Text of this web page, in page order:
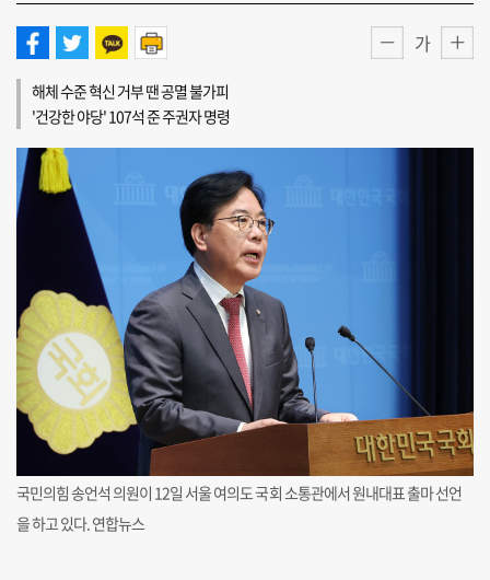
가
해체 수준 혁신 거부 땐 공멸 불가피
'건강한 야당' 107석 준 주권자 명령
국민의힘 송언석 의원이 12일 서울 여의도 국회 소통관에서 원내대표 출마 선언
을 하고 있다. 연합뉴스